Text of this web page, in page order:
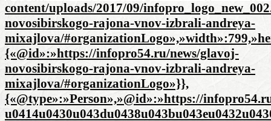
content/uploads/2017/09/
novosibirskogo-rajona-vnov-izbrali-andreya-
mixajlova/
{«@id»:»https://infopro54.ru/news/glavoj-
novosibirskogo-rajona-vnov-izbrali-andreya-
mixajlova/#organizationLogo»}},
{«@type»:»Person»,»@id»:»https://